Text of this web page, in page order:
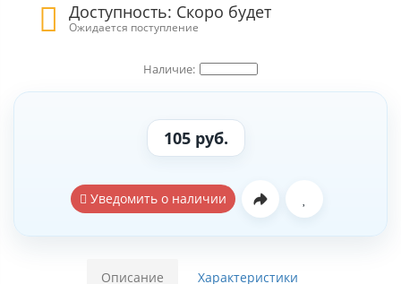
Доступность: Скоро будет
Ожидается поступление
105 руб.
Уведомить о наличии
Описание Характеристики